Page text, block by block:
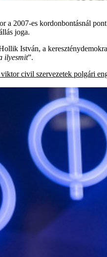
a 2007-es kordonbontásnál
joga.
István, a
ilyesmit”.
viktor civil szervezetek polgári